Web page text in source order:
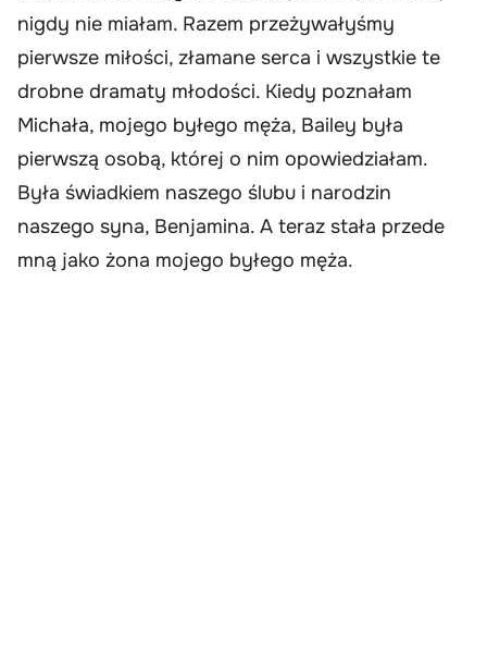
nigdy nie miałam. Razem przeżywałyśmy
pierwsze miłości, złamane serca i wszystkie te
drobne dramaty młodości. Kiedy poznałam
Michała, mojego byłego męża, Bailey była
pierwszą osobą, której o nim opowiedziałam.
Była świadkiem naszego ślubu i narodzin
naszego syna, Benjamina. A teraz stała przede
mną jako żona mojego byłego męża.